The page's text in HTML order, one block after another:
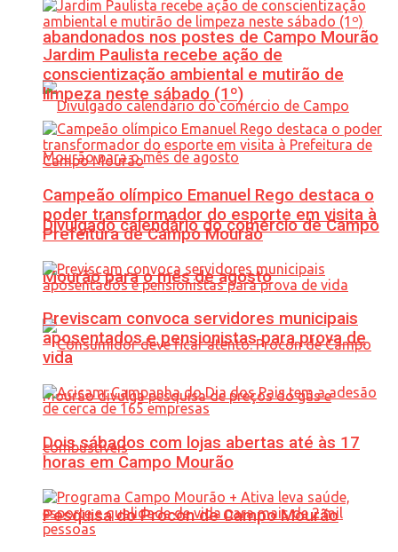
abandonados nos postes de Campo Mourão
Divulgado calendário do comércio de Campo
Mourão para o mês de agosto
Pesquisa do Procon de Campo Mourão
Jardim Paulista recebe ação de
conscientização ambiental e mutirão de
limpeza neste sábado (1º)
Campeão olímpico Emanuel Rego destaca o
poder transformador do esporte em visita à
Prefeitura de Campo Mourão
Previscam convoca servidores municipais
aposentados e pensionistas para prova de
vida
Dois sábados com lojas abertas até às 17
horas em Campo Mourão